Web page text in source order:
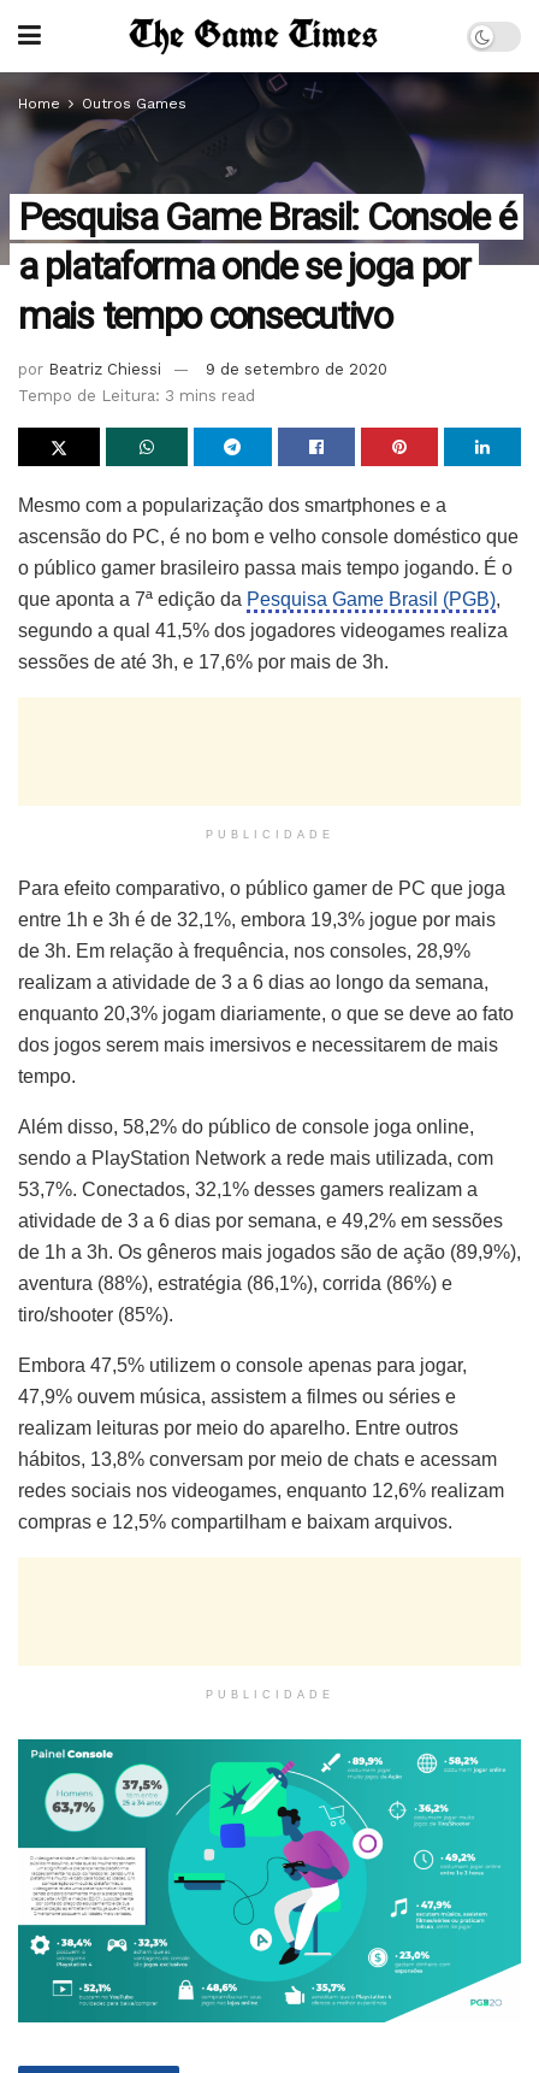
Home Outros Games
Pesquisa Game Brasil: Console é
a plataforma onde se joga por
mais tempo consecutivo
por Beatriz Chiessi
9 de setembro de 2020
Tempo de Leitura: 3 mins read
Mesmo com a popularização dos smartphones e a
ascensão do PC, é no bom e velho console doméstico que
o público gamer brasileiro passa mais tempo jogando. É o
que aponta a 7ª edição da Pesquisa Game Brasil (PGB),
segundo a qual 41,5% dos jogadores videogames realiza
sessões de até 3h, e 17,6% por mais de 3h.
PUBLICIDADE
Para efeito comparativo, o público gamer de PC que joga
entre 1h e 3h é de 32,1%, embora 19,3% jogue por mais
de 3h. Em relação à frequência, nos consoles, 28,9%
realizam a atividade de 3 a 6 dias ao longo da semana,
enquanto 20,3% jogam diariamente, o que se deve ao fato
dos jogos serem mais imersivos e necessitarem de mais
tempo.
Além disso, 58,2% do público de console joga online,
sendo a PlayStation Network a rede mais utilizada, com
53,7%. Conectados, 32,1% desses gamers realizam a
atividade de 3 a 6 dias por semana, e 49,2% em sessões
de 1h a 3h. Os gêneros mais jogados são de ação (89,9%),
aventura (88%), estratégia (86,1%), corrida (86%) e
tiro/shooter (85%).
Embora 47,5% utilizem o console apenas para jogar,
47,9% ouvem música, assistem a filmes ou séries e
realizam leituras por meio do aparelho. Entre outros
hábitos, 13,8% conversam por meio de chats e acessam
redes sociais nos videogames, enquanto 12,6% realizam
compras e 12,5% compartilham e baixam arquivos.
PUBLICIDADE